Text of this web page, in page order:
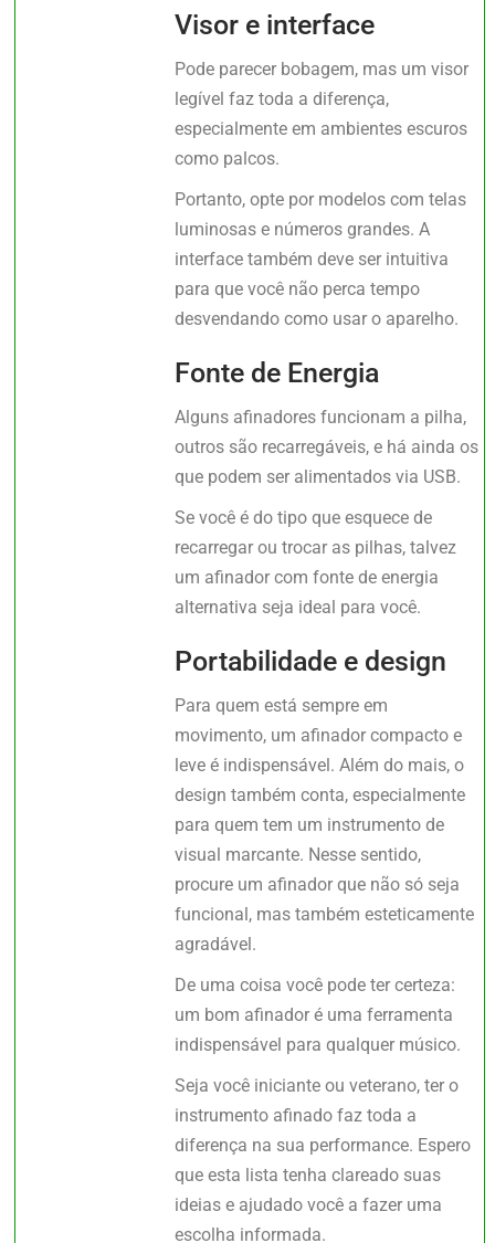
Visor e interface
Pode parecer bobagem, mas um visor
legível faz toda a diferença,
especialmente em ambientes escuros
como palcos.
Portanto, opte por modelos com telas
luminosas e números grandes. A
interface também deve ser intuitiva
para que você não perca tempo
desvendando como usar o aparelho.
Fonte de Energia
Alguns afinadores funcionam a pilha,
outros são recarregáveis, e há ainda os
que podem ser alimentados via USB.
Se você é do tipo que esquece de
recarregar ou trocar as pilhas, talvez
um afinador com fonte de energia
alternativa seja ideal para você.
Portabilidade e design
Para quem está sempre em
movimento, um afinador compacto e
leve é indispensável. Além do mais, o
design também conta, especialmente
para quem tem um instrumento de
visual marcante. Nesse sentido,
procure um afinador que não só seja
funcional, mas também esteticamente
agradável.
De uma coisa você pode ter certeza:
um bom afinador é uma ferramenta
indispensável para qualquer músico.
Seja você iniciante ou veterano, ter o
instrumento afinado faz toda a
diferença na sua performance. Espero
que esta lista tenha clareado suas
ideias e ajudado você a fazer uma
escolha informada.